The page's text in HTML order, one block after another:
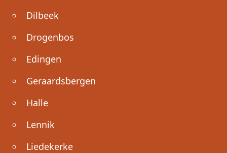
Dilbeek
Drogenbos
Edingen
Geraardsbergen
Halle
Lennik
Liedekerke